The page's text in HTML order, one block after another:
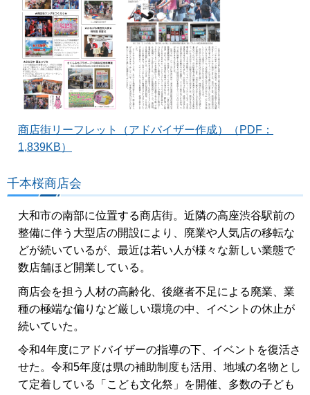
商店街リーフレット（アドバイザー作成）（PDF：
1,839KB）
千本桜商店会
大和市の南部に位置する商店街。近隣の高座渋谷駅前の
整備に伴う大型店の開設により、廃業や人気店の移転な
どが続いているが、最近は若い人が様々な新しい業態で
数店舗ほど開業している。
商店会を担う人材の高齢化、後継者不足による廃業、業
種の極端な偏りなど厳しい環境の中、イベントの休止が
続いていた。
令和4年度にアドバイザーの指導の下、イベントを復活さ
せた。令和5年度は県の補助制度も活用、地域の名物とし
て定着している「こども文化祭」を開催、多数の子ども